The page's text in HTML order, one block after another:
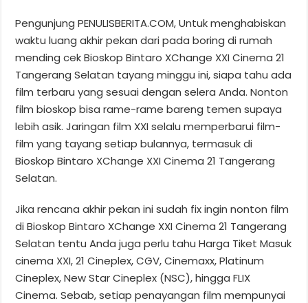
Pengunjung PENULISBERITA.COM, Untuk menghabiskan
waktu luang akhir pekan dari pada boring di rumah
mending cek Bioskop Bintaro XChange XXI Cinema 21
Tangerang Selatan tayang minggu ini, siapa tahu ada
film terbaru yang sesuai dengan selera Anda. Nonton
film bioskop bisa rame-rame bareng temen supaya
lebih asik. Jaringan film XXI selalu memperbarui film-
film yang tayang setiap bulannya, termasuk di
Bioskop Bintaro XChange XXI Cinema 21 Tangerang
Selatan.
Jika rencana akhir pekan ini sudah fix ingin nonton film
di Bioskop Bintaro XChange XXI Cinema 21 Tangerang
Selatan tentu Anda juga perlu tahu Harga Tiket Masuk
cinema XXI, 21 Cineplex, CGV, Cinemaxx, Platinum
Cineplex, New Star Cineplex (NSC), hingga FLIX
Cinema. Sebab, setiap penayangan film mempunyai